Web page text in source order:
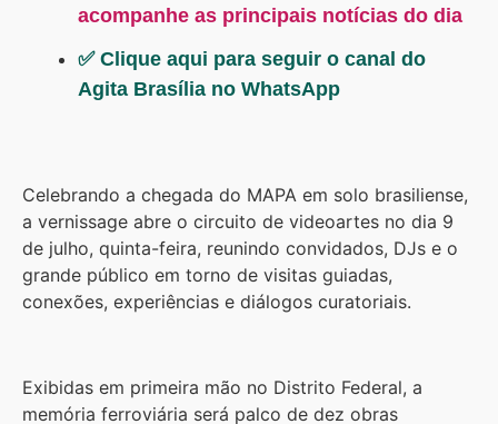
acompanhe as principais notícias do dia
✅ Clique aqui para seguir o canal do
Agita Brasília no WhatsApp
Celebrando a chegada do MAPA em solo brasiliense,
a vernissage abre o circuito de videoartes no dia 9
de julho, quinta-feira, reunindo convidados, DJs e o
grande público em torno de visitas guiadas,
conexões, experiências e diálogos curatoriais.
Exibidas em primeira mão no Distrito Federal, a
memória ferroviária será palco de dez obras